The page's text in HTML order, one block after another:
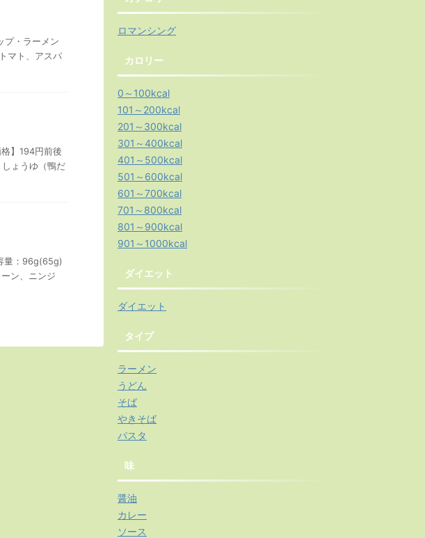
プ・ラーメン
マト、アスパ
】194円前後
ょうゆ（鴨だ
量：96g(65g)
ン、ニンジ
ロマンシング
カロリー
0～100kcal
101～200kcal
201～300kcal
301～400kcal
401～500kcal
501～600kcal
601～700kcal
701～800kcal
801～900kcal
901～1000kcal
ダイエット
ダイエット
タイプ
ラーメン
うどん
そば
やきそば
パスタ
味
醤油
カレー
ソース